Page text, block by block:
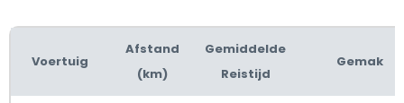
Voertuig
Afstand
(km)
Gemiddelde
Reistijd
Gemak